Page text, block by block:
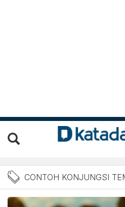
BeritaCONTOH KONJUNGSI